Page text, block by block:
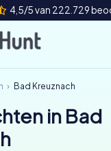
4,5/5 van 222.729
Bad Kreuznach
in Bad